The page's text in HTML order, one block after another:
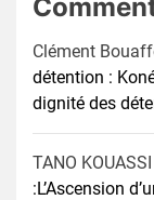
Clément
détention :
dignité des
TANO
:L’Ascension